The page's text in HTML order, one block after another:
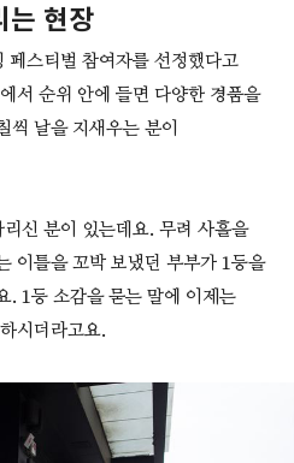
는 현장
페스티벌 참여자를 선정했다고
서 순위 안에 들면 다양한 경품을
씩 날을 지새우는 분이
신 분이 있는데요. 무려 사흘을
이틀을 꼬박 보냈던 부부가 1등을
. 1등 소감을 묻는 말에 이제는
시더라고요.